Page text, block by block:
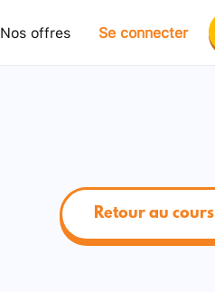
Nos offres Se connecter
Retour au cours